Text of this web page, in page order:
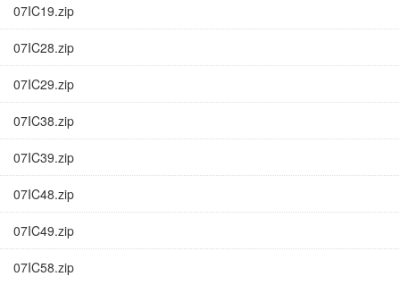
07IC19.zip
07IC28.zip
07IC29.zip
07IC38.zip
07IC39.zip
07IC48.zip
07IC49.zip
07IC58.zip